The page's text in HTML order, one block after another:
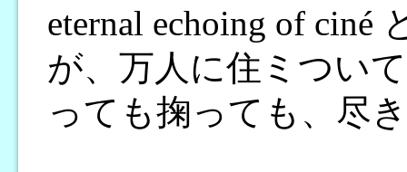
eternal echoing of ciné
が、万人に住ミつい
っても掬っても、尽